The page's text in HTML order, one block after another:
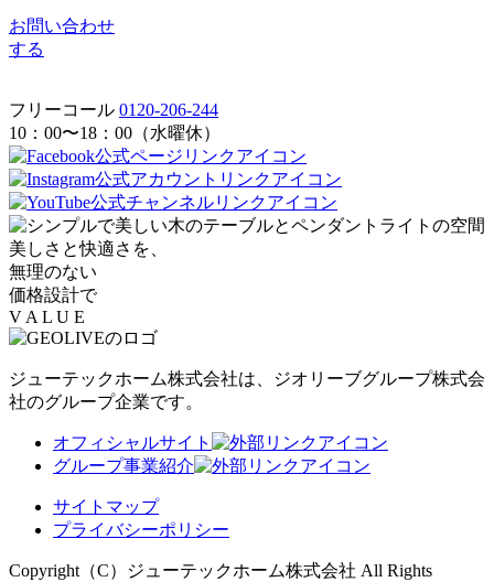
お問い合わせ
する
フリーコール 0120-206-244
10：00〜18：00（水曜休）
美しさと快適さを、
無理のない
価格設計で
V A L U E
ジューテックホーム株式会社は、
ジオリーブグループ株式会
社のグループ企業です。
オフィシャルサイト
グループ事業紹介
サイトマップ
プライバシーポリシー
Copyright（C）ジューテックホーム株式会社 All Rights